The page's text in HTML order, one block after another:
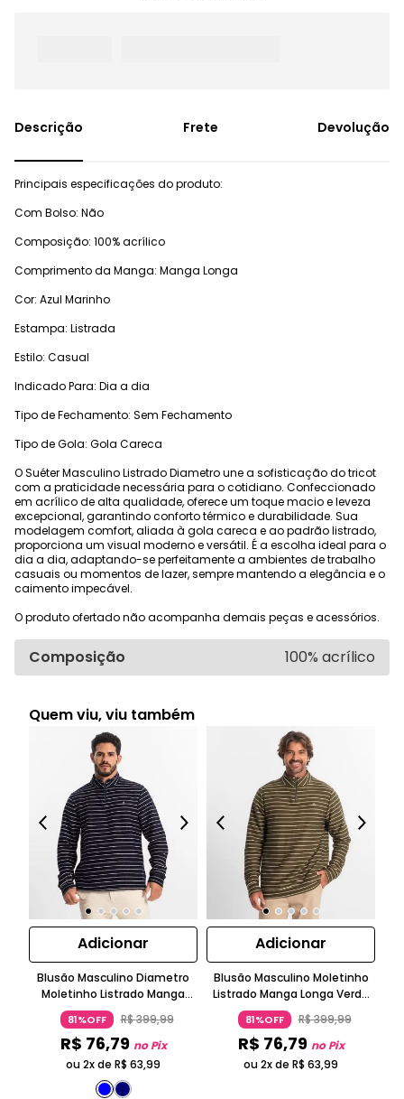
Frete Devolução
Principais especificações do produto:
Com Bolso: Não
Composição: 100% acrílico
Comprimento da Manga: Manga Longa
Cor: Azul Marinho
Estampa: Listrada
Estilo: Casual
Indicado Para: Dia a dia
Tipo de Fechamento: Sem Fechamento
Tipo de Gola: Gola Careca
O Suéter Masculino Listrado Diametro une a sofisticação do tricot
com a praticidade necessária para o cotidiano. Confeccionado
em acrílico de alta qualidade, oferece um toque macio e leveza
excepcional, garantindo conforto térmico e durabilidade. Sua
modelagem comfort, aliada à gola careca e ao padrão listrado,
proporciona um visual moderno e versátil. É a escolha ideal para o
dia a dia, adaptando-se perfeitamente a ambientes de trabalho
casuais ou momentos de lazer, sempre mantendo a elegância e o
caimento impecável.
O produto ofertado não acompanha demais peças e acessórios.
Composição 100% acrílico
Quem viu, viu também
Adicionar
Blusão Masculino Diametro
Moletinho Listrado Manga
Longa Azul
81%OFF R$399,99
R$ 76,79 no Pix
ou 2x de R$ 63,99
Adicionar
Blusão Masculino Moletinho
Listrado Manga Longa Verde
Diametro
81%OFF R$399,99
R$ 76,79 no Pix
ou 2x de R$ 63,99